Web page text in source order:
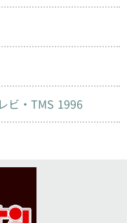
ビ・TMS 1996